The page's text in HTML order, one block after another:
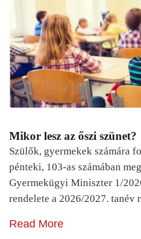
Mikor lesz az őszi szünet?
Szülők, gyermekek számára
pénteki, 103-as számában
Gyermekügyi Miniszter 1/
rendelete a 2026/2027.
Read More